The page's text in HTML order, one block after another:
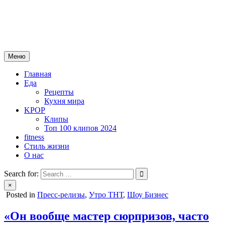
Меню
Главная
Еда
Рецепты
Кухня мира
KPOP
Клипы
Топ 100 клипов 2024
fitness
Стиль жизни
О нас
Search for:
×
Posted in Пресс-релизы, Утро ТНТ, Шоу Бизнес
«Он вообще мастер сюрпризов, часто